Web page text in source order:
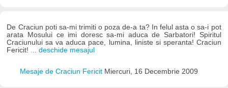
De Craciun poti sa-mi trimiti o poza de-a ta? In felul asta o sa-i pot
arata Mosului ce imi doresc sa-mi aduca de Sarbatori! Spiritul
Craciunului sa va aduca pace, lumina, liniste si speranta! Craciun
Fericit!
... deschide mesajul
Mesaje de Craciun Fericit Miercuri, 16 Decembrie 2009